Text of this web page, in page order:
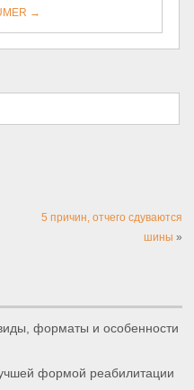
→
5 причин, отчего сдуваются
шины »
форматы и особенности
формой реабилитации